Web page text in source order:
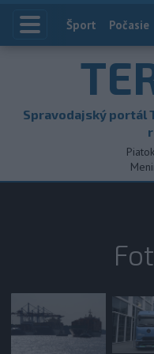
Index
Šport Počasie
Spravodajský portál
Piatok